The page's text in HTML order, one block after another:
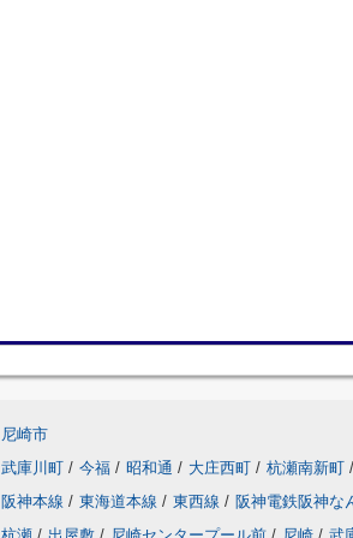
尼崎市
武庫川町 / 今福 / 昭和通 / 大庄西町 / 杭瀬南新町 /
阪神本線 / 東海道本線 / 東西線 / 阪神電鉄阪神な